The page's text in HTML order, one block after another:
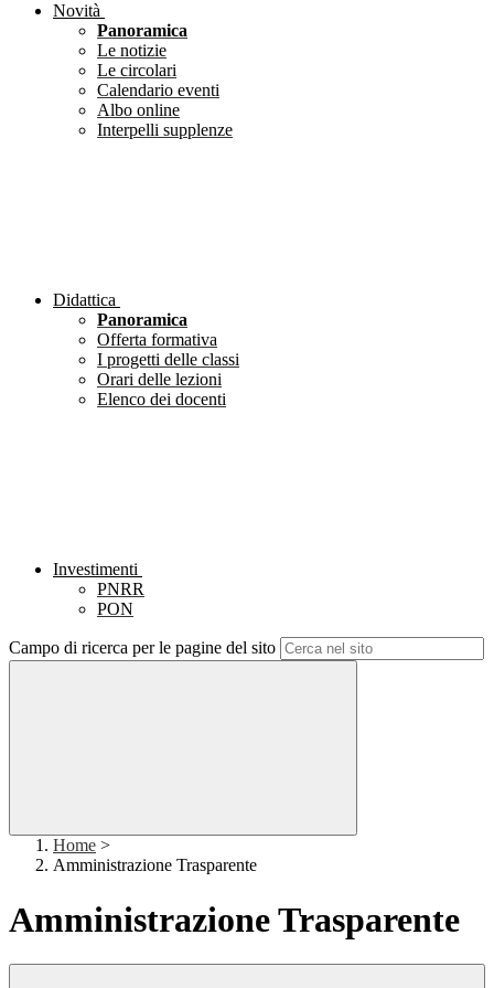
Novità
Panoramica
Le notizie
Le circolari
Calendario eventi
Albo online
Interpelli supplenze
Didattica
Panoramica
Offerta formativa
I progetti delle classi
Orari delle lezioni
Elenco dei docenti
Investimenti
PNRR
PON
Campo di ricerca per le pagine del sito
Home >
Amministrazione Trasparente
Amministrazione Trasparente